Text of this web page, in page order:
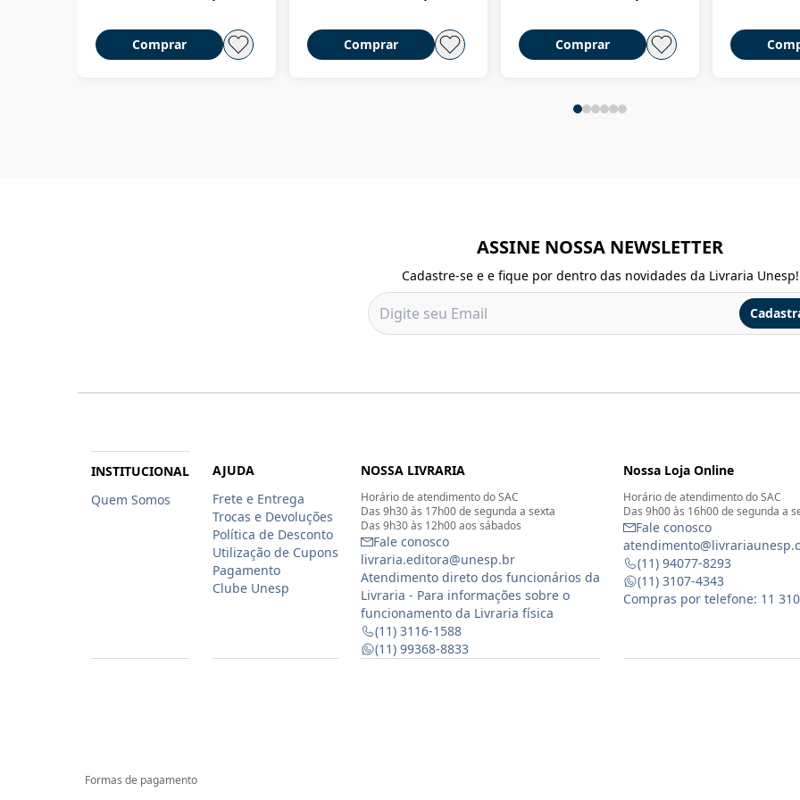
Comprar Comprar Comprar
ASSINE NOSSA NEWSLETTER
Cadastre-se e e fique por dentro das novidades da Livraria Unesp!
INSTITUCIONAL
Quem Somos
AJUDA
Frete e Entrega
Trocas e Devoluções
Política de Desconto
Utilização de Cupons
Pagamento
Clube Unesp
NOSSA LIVRARIA
Horário de atendimento do SAC
Das 9h30 às 17h00 de segunda a sexta
Das 9h30 às 12h00 aos sábados
Fale conosco
livraria.editora@unesp.br
Atendimento direto dos funcionários da
Livraria - Para informações sobre o
funcionamento da Livraria física
(11) 3116-1588
(11) 99368-8833
Nossa Loja Online
Horário de atendimento do SAC
Das 9h00 às 16h00 de segunda a
Fale conosco
(11) 94077-8293
(11) 3107-4343
Compras por telefone: 11
Formas de pagamento